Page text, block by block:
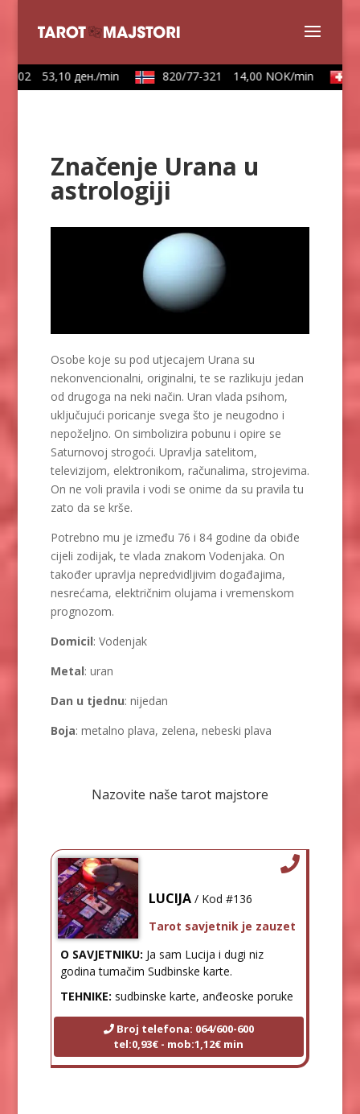
53,10 ден./min 820/77-321 14,00 NOK/min
Značenje Urana u
astrologiji
Osobe koje su pod utjecajem Urana su
nekonvencionalni, originalni, te se razlikuju jedan
od drugoga na neki način. Uran vlada psihom,
uključujući poricanje svega što je neugodno i
nepoželjno. On simbolizira pobunu i opire se
Saturnovoj strogoći. Upravlja satelitom,
televizijom, elektronikom, računalima, strojevima.
On ne voli pravila i vodi se onime da su pravila tu
zato da se krše.
Potrebno mu je između 76 i 84 godine da obiđe
cijeli zodijak, te vlada znakom Vodenjaka. On
također upravlja nepredvidljivim događajima,
nesrećama, električnim olujama i vremenskom
prognozom.
Domicil: Vodenjak
Metal: uran
Dan u tjednu: nijedan
Boja: metalno plava, zelena, nebeski plava
Nazovite naše tarot majstore
LUCIJA / Kod #136
Tarot savjetnik je zauzet
O SAVJETNIKU: Ja sam Lucija i dugi niz
godina tumačim Sudbinske karte.
TEHNIKE: sudbinske karte, anđeoske poruke
Broj telefona: 064/600-600
tel:0,93€ - mob:1,12€ min